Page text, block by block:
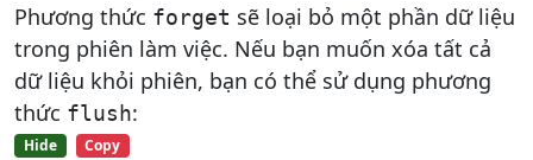
Phương thức forget sẽ loại bỏ một phần dữ liệu
trong phiên làm việc. Nếu bạn muốn xóa tất cả
dữ liệu khỏi phiên, bạn có thể sử dụng phương
thức flush:
Hide Copy